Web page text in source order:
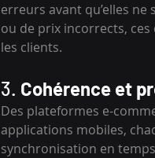
erreurs avant qu’elles ne
ou de prix incorrects,
les clients.
3. Cohérence et
Des plateformes e-
applications mobiles,
synchronisation en